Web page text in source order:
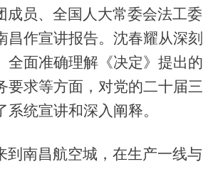
成员、全国人大常委会法工委
昌作宣讲报告。沈春耀从深刻
全面准确理解《决定》提出的
要求等方面，对党的二十届三
系统宣讲和深入阐释。
到南昌航空城，在生产一线与